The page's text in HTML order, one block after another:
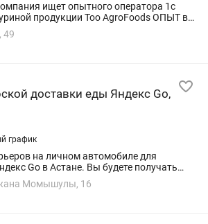
ищет опытного оператора 1с
Too AgroFoods ОПЫТ в
!!!! Накладные, ЭСФ, эавр , 1с
перемещение...
49
доставки еды Яндекс Go,
график
на личном автомобиле для
Вы будете получать
забирать их из ресторанов, кафе или
клиентам....
Момышулы, 16